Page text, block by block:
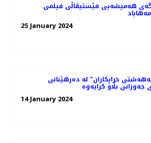
هەمیشەیی فێستیڤاڵی فیلمی
25 January 2024
خراپکاران" لە دەرهێنانی
بڵاو کرایەوە
14 January 2024